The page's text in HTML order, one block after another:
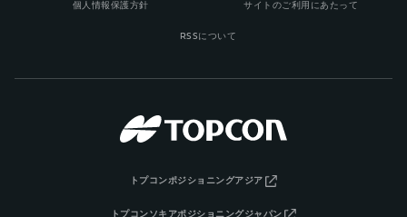
個人情報保護方針 サイトのご利用にあたって
RSSについて
トプコンポジショニングアジア
トプコンソキアポジショニングジャパン